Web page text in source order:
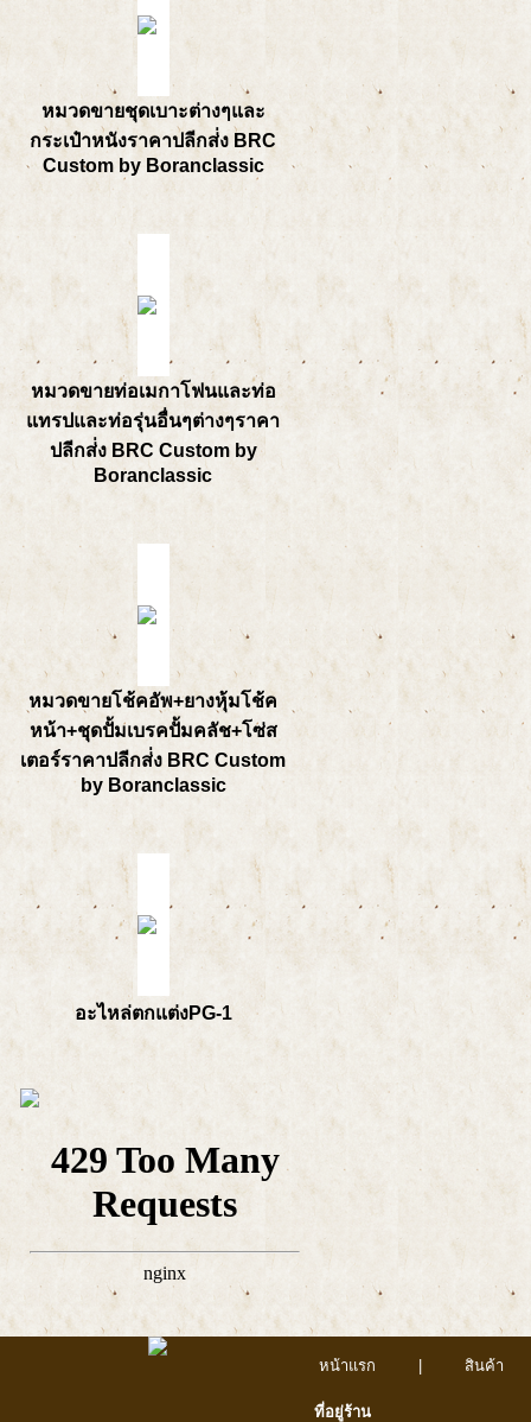
หมวดขายชุดเบาะต่างๆและ
กระเป๋าหนังราคาปลีกส่่ง BRC
Custom by Boranclassic
หมวดขายท่อเมกาโฟนและท่อ
แทรปและท่อรุ่นอื่นๆต่างๆราคา
ปลีกส่่ง BRC Custom by
Boranclassic
หมวดขายโช้คอัพ+ยางหุ้มโช้ค
หน้า+ชุดปั้มเบรคปั้มคลัช+โซ่ส
เตอร์ราคาปลีกส่่ง BRC Custom
by Boranclassic
อะไหล่ตกแต่งPG-1
หน้าแรก สินค้า
ที่อยู่ร้าน